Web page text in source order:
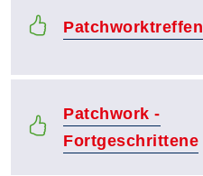
Patchworktreffen
Patchwork -
Fortgeschrittene